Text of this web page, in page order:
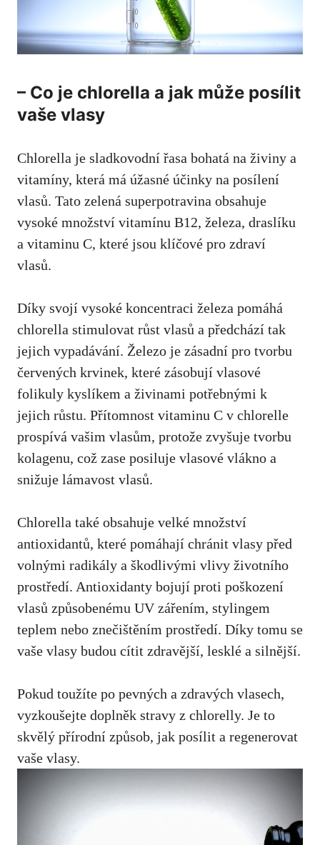
– Co je chlorella a jak může posílit
vaše vlasy
Chlorella je sladkovodní řasa bohatá na živiny a
vitamíny, která má úžasné účinky na posílení
vlasů. Tato zelená superpotravina obsahuje
vysoké množství vitamínu B12, železa, draslíku
a vitaminu C, které jsou klíčové pro zdraví
vlasů.
Díky svojí vysoké koncentraci železa pomáhá
chlorella stimulovat růst vlasů a předchází tak
jejich vypadávání. Železo je zásadní pro tvorbu
červených krvinek, které zásobují vlasové
folikuly kyslíkem a živinami potřebnými k
jejich růstu. Přítomnost vitaminu C v chlorelle
prospívá vašim vlasům, protože zvyšuje tvorbu
kolagenu, což zase posiluje vlasové vlákno a
snižuje lámavost vlasů.
Chlorella také obsahuje velké množství
antioxidantů, které pomáhají chránit vlasy před
volnými radikály a škodlivými vlivy životního
prostředí. Antioxidanty bojují proti poškození
vlasů způsobenému UV zářením, stylingem
teplem nebo znečištěním prostředí. Díky tomu se
vaše vlasy budou cítit zdravější, lesklé a silnější.
Pokud toužíte po pevných a zdravých vlasech,
vyzkoušejte doplněk stravy z chlorelly. Je to
skvělý přírodní způsob, jak posílit a regenerovat
vaše vlasy.